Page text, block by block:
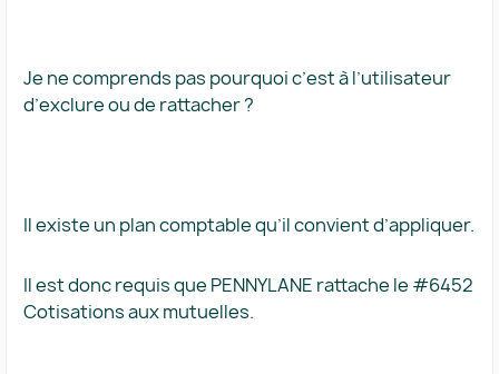
Je ne comprends pas pourquoi c’est à l’utilisateur
d’exclure ou de rattacher ?
Il existe un plan comptable qu’il convient d’appliquer.
Il est donc requis que PENNYLANE rattache le #6452
Cotisations aux mutuelles.